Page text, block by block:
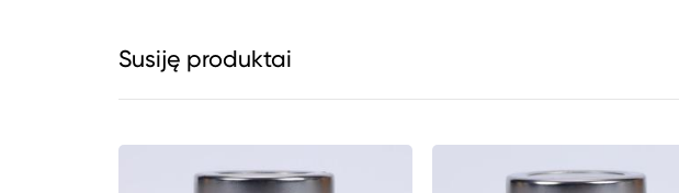
Susiję produktai